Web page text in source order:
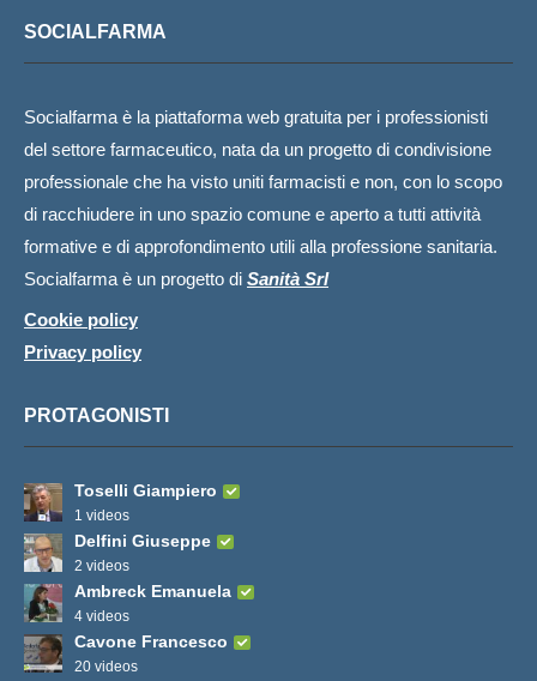
SOCIALFARMA
Socialfarma è la piattaforma web gratuita per i professionisti
del settore farmaceutico, nata da un progetto di condivisione
professionale che ha visto uniti farmacisti e non, con lo scopo
di racchiudere in uno spazio comune e aperto a tutti attività
formative e di approfondimento utili alla professione sanitaria.
Socialfarma è un progetto di Sanità Srl
Cookie policy
Privacy policy
PROTAGONISTI
Toselli Giampiero
1 videos
Delfini Giuseppe
2 videos
Ambreck Emanuela
4 videos
Cavone Francesco
20 videos